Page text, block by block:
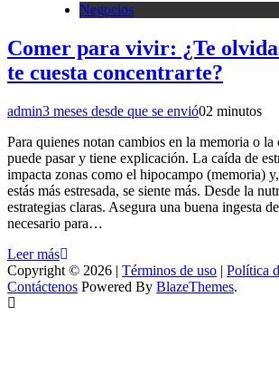
Negocios
Comer para vivir: ¿Te
te cuesta concentrarte?
admin3 meses desde que se envió02 minutos
Para quienes notan cambios en la memoria o la
puede pasar y tiene explicación. La caída de
impacta zonas como el hipocampo (memoria)
estás más estresada, se siente más. Desde la
estrategias claras. Asegura una buena ingesta
necesario para…
Leer más
Copyright © 2026 | Términos de uso | Política
Contáctenos Powered By BlazeThemes.